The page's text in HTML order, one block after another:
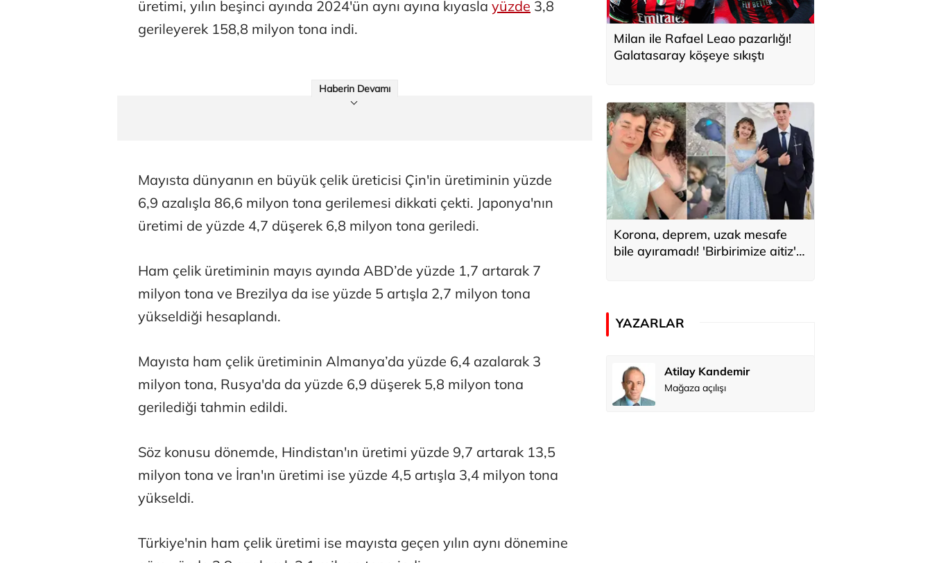
üretimi, yılın beşinci ayında 2024'ün aynı ayına kıyasla yüzde 3,8
gerileyerek 158,8 milyon tona indi.
Haberin Devamı
Mayısta dünyanın en büyük çelik üreticisi Çin'in üretiminin yüzde
6,9 azalışla 86,6 milyon tona gerilemesi dikkati çekti. Japonya'nın
üretimi de yüzde 4,7 düşerek 6,8 milyon tona geriledi.
Ham çelik üretiminin mayıs ayında ABD’de yüzde 1,7 artarak 7
milyon tona ve Brezilya da ise yüzde 5 artışla 2,7 milyon tona
yükseldiği hesaplandı.
Mayısta ham çelik üretiminin Almanya’da yüzde 6,4 azalarak 3
milyon tona, Rusya'da da yüzde 6,9 düşerek 5,8 milyon tona
gerilediği tahmin edildi.
Söz konusu dönemde, Hindistan'ın üretimi yüzde 9,7 artarak 13,5
milyon tona ve İran'ın üretimi ise yüzde 4,5 artışla 3,4 milyon tona
yükseldi.
Türkiye'nin ham çelik üretimi ise mayısta geçen yılın aynı dönemine
Milan ile Rafael Leao pazarlığı!
Galatasaray köşeye sıkıştı
Korona, deprem, uzak mesafe
bile ayıramadı! 'Birbirimize aitiz'
YAZARLAR
Atilay Kandemir
Mağaza açılışı
Özay Şendir
Abbas Güçlü
Atilay Kandemir
Mağaza açılışı